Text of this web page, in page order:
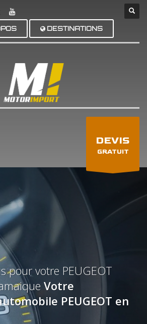
DESTINATIONS
DEVIS
GRATUIT
pour votre PEUGEOT
Votre
PEUGEOT en